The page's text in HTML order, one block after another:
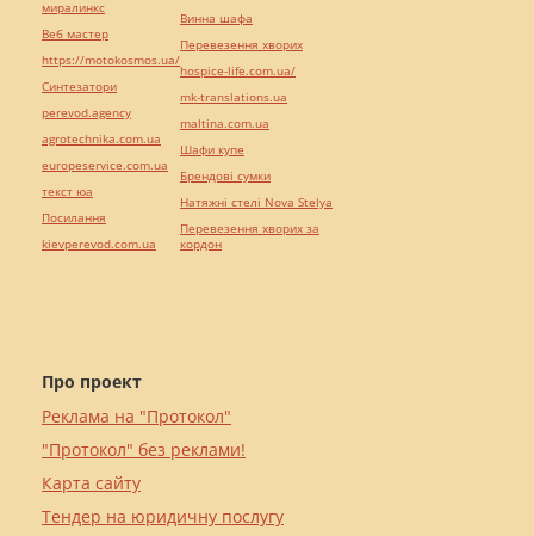
Про проект
Реклама на "Протокол"
"Протокол" без реклами!
Карта сайту
Тендер на юридичну послугу
миралинкс
Веб мастер
https://motokosmos.ua/
Синтезатори
perevod.agency
agrotechnika.com.ua
europeservice.com.ua
текст юа
Посилання
kievperevod.com.ua
Винна шафа
Перевезення хворих
hospice-life.com.ua/
mk-translations.ua
maltina.com.ua
Шафи купе
Брендові сумки
Натяжні стелі Nova Stelya
Перевезення хворих за
кордон